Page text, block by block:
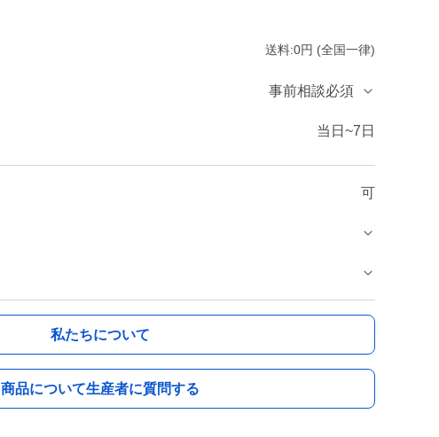
送料:0円 (全国一律)
事前相談必須
当日~7日
可
私たちについて
商品について生産者に質問する